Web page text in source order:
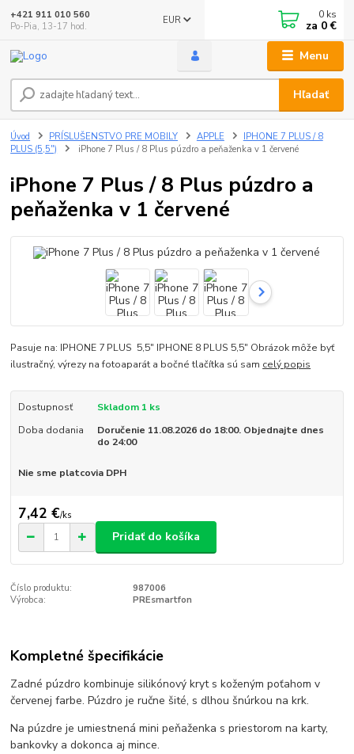
Menu
EUR
Hľadať
+421 911 010 560
Po-Pia, 13-17 hod.
0 ks
za 0 €
Úvod PRÍSLUŠENSTVO PRE MOBILY APPLE
IPHONE 7 PLUS / 8
PLUS (5,5")
iPhone 7 Plus / 8 Plus púzdro a peňaženka v 1 červené
iPhone 7 Plus / 8 Plus púzdro a
peňaženka v 1 červené
Pasuje na: IPHONE 7 PLUS 5,5" IPHONE 8 PLUS 5,5" Obrázok môže byť
ilustračný, výrezy na fotoaparát a bočné tlačítka sú sam celý popis
Dostupnosť
Skladom 1 ks
Doba dodania
Doručenie 11.08.2026 do 18:00. Objednajte dnes
do 24:00
Nie sme platcovia DPH
7,42 €/ks
Pridať do košíka
Číslo produktu:
987006
Výrobca:
PREsmartfon
Kompletné špecifikácie
Zadné púzdro kombinuje silikónový kryt s koženým poťahom v
červenej farbe. Púzdro je ručne šité, s dlhou šnúrkou na krk.
Na púzdre je umiestnená mini peňaženka s priestorom na karty,
bankovky a dokonca aj mince.